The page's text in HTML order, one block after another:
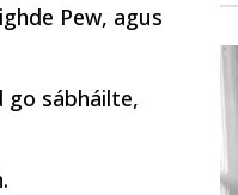
Pew, agus
go sábháilte,